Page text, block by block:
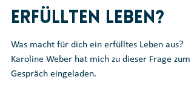
Wie finde ich den
Weg zu einem
Erfüllten Leben?